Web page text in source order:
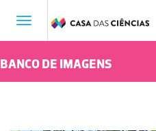
Toggle
BANCO DE IMAGENS